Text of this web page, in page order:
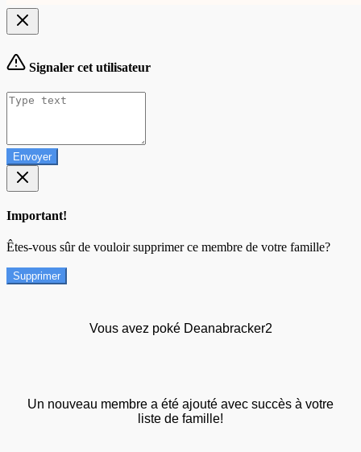
Signaler cet utilisateur
Envoyer
Important!
Êtes-vous sûr de vouloir supprimer ce membre de votre famille?
Supprimer
Vous avez poké Deanabracker2
Un nouveau membre a été ajouté avec succès à votre
liste de famille!